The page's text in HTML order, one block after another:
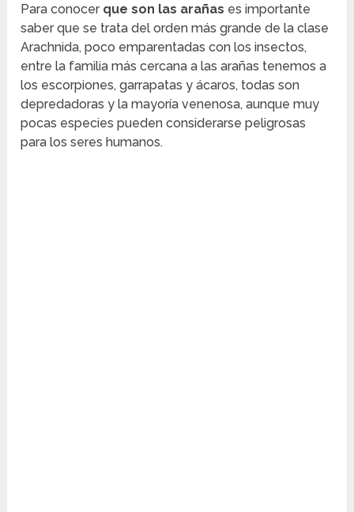
Para conocer que son las arañas es importante
saber que se trata del orden más grande de la clase
Arachnida, poco emparentadas con los insectos,
entre la familia más cercana a las arañas tenemos a
los escorpiones, garrapatas y ácaros, todas son
depredadoras y la mayoría venenosa, aunque muy
pocas especies pueden considerarse peligrosas
para los seres humanos.